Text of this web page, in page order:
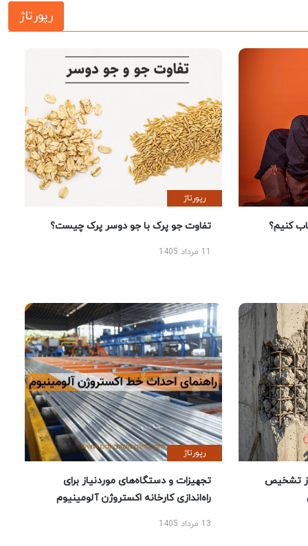
رپورتاژ
کنیم؟
رپورتاژ
تفاوت جو پرک با جو دوسر پرک چیست؟
تشخیص
رپورتاژ
تجهیزات و دستگاه‌های موردنیاز برای
راه‌اندازی کارخانه اکستروژن آلومینیوم
13 مرداد 1405